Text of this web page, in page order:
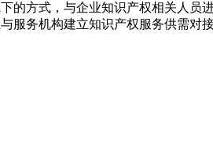
的方式，与企业知识产权相关人
服务机构建立知识产权服务供需对接